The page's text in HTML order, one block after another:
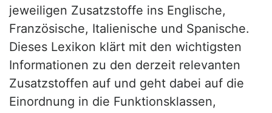
jeweiligen Zusatzstoffe ins Englische,
Französische, Italienische und Spanische.
Dieses Lexikon klärt mit den wichtigsten
Informationen zu den derzeit relevanten
Zusatzstoffen auf und geht dabei auf die
Einordnung in die Funktionsklassen,